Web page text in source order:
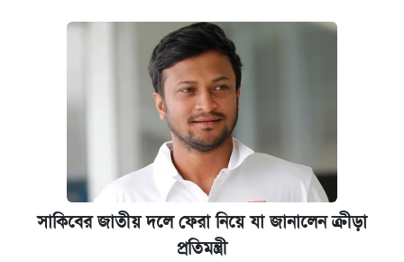
সাকিবের জাতীয় দলে ফেরা নিয়ে যা জানালেন ক্রীড়া
প্রতিমন্ত্রী